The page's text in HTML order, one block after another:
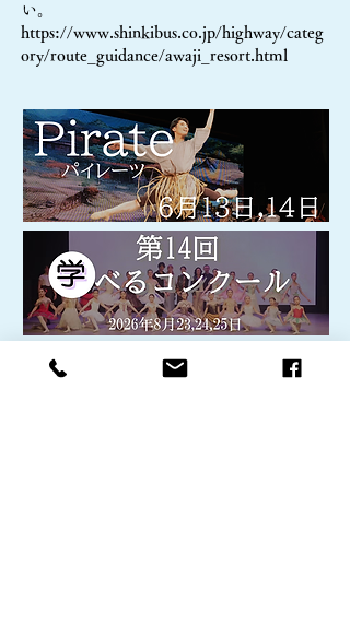
い。
https://www.shinkibus.co.jp/highway/categ
ory/route_guidance/awaji_resort.html